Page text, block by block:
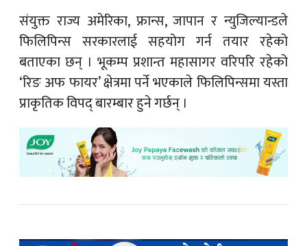
संयुक्त राज्य अमेरिका, फ्रान्स, जापान र न्युजिल्यान्डले
फिलिपिन्स सरकारलाई सहयोग गर्न तयार रहेको
बताएका छन् । भूकम्प प्रशान्त महासागर वरिपरि रहेको
‘रिङ अफ फायर’ क्षेत्रमा पर्ने भएकाले फिलिपिन्समा यस्ता
प्राकृतिक विपद् बारम्बार हुने गर्छन् ।